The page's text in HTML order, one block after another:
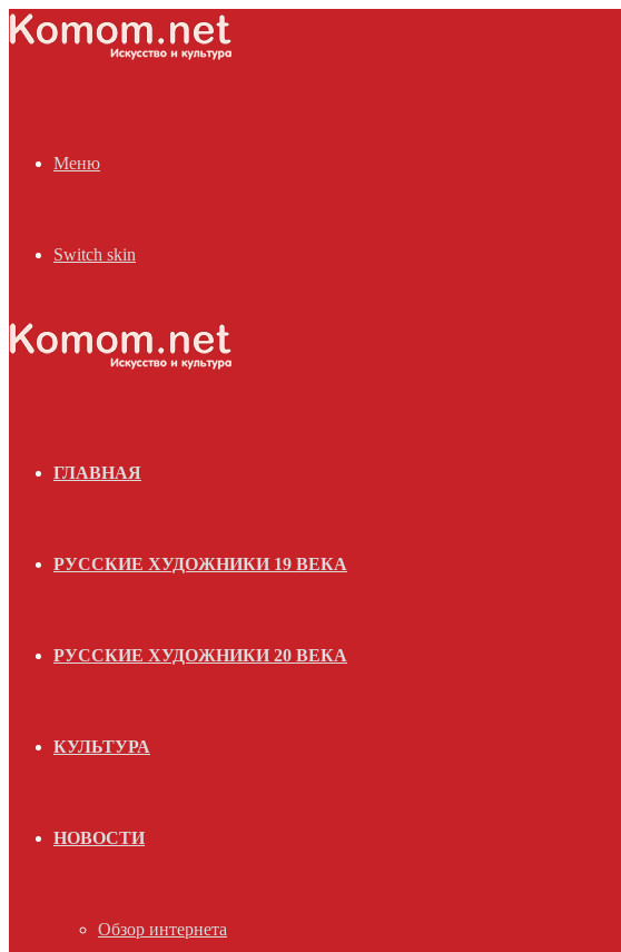
Меню
Switch skin
ГЛАВНАЯ
РУССКИЕ ХУДОЖНИКИ 19 ВЕКА
РУССКИЕ ХУДОЖНИКИ 20 ВЕКА
КУЛЬТУРА
НОВОСТИ
Обзор интернета